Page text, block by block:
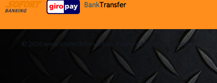
© 2026 www.onderdelen4x4.nl - Powered by Shoppagina.nl